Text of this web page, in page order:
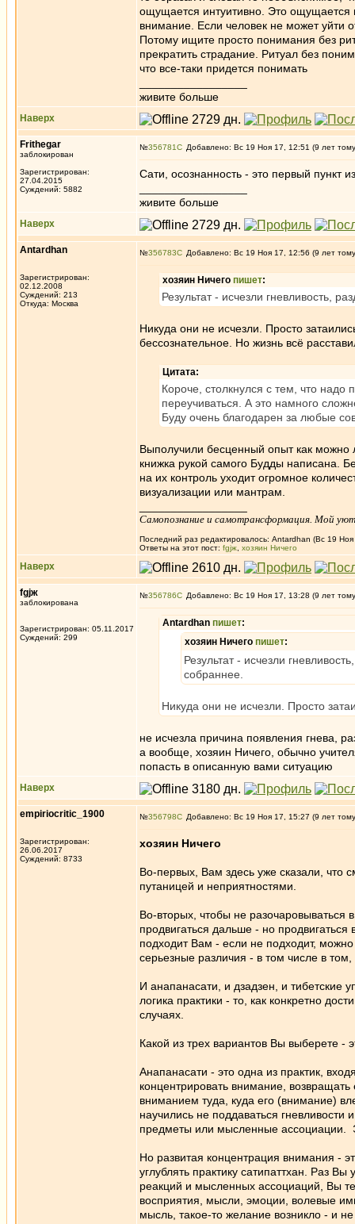
ощущается интуитивно. Это
внимание. Если человек не может уйти
Потому ищите просто понимания без
прекратить страдание. Ритуал без
что все-таки придется понимать
живите больше
Наверх
Frithegar
заблокирован
Зарегистрирован:
27.04.2015
Суждений: 5882
№356781 Добавлено: Вс 19 Ноя 17, 12:51 (9 лет
Сати, осознанность - это первый пункт
живите больше
Наверх
Antardhan
Зарегистрирован:
02.12.2008
Суждений: 213
Откуда: Москва
№356783 Добавлено: Вс 19 Ноя 17, 12:56 (9 лет
хозяин Ничего пишет:
Результат - исчезли гневливость,
Никуда они не исчезли. Просто
бессознательное. Но жизнь всё
Цитата:
Короче, столкнулся с тем, что надо
переучиваться. А это намного
Буду очень благодарен за любые
Выполучили бесценный опыт как можно
книжка рукой самого Будды написана.
на их контроль уходит огромное
визуализации или мантрам.
Самопознание и самотрансформация. Мой
Последний раз редактировалось: Antardhan (Вс 19
Ответы на этот пост: fgjж хозяин Ничего
Наверх
fgjж
заблокирована
Зарегистрирован: 05.11.2017
Суждений: 299
№356786 Добавлено: Вс 19 Ноя 17, 13:28 (9 лет
Antardhan пишет:
хозяин Ничего пишет:
Результат - исчезли
собраннее.
Никуда они не исчезли. Просто
не исчезла причина появления гнева,
а вообще, хозяин Ничего, обычно
попасть в описанную вами ситуацию
Наверх
empiriocritic_1900
Зарегистрирован:
26.06.2017
Суждений: 8733
№356798 Добавлено: Вс 19 Ноя 17, 15:27 (9 лет
хозяин Ничего
Во-первых, Вам здесь уже сказали, что
путаницей и неприятностями.
Во-вторых, чтобы не разочаровываться
продвигаться дальше - но
подходит Вам - если не подходит,
серьезные различия - в том числе в том,
И анапанасати, и дзадзен, и
логика практики - то, как конкретно
случаях.
Какой из трех вариантов Вы выберете -
Анапанасати - это одна из практик,
концентрировать внимание,
вниманием туда, куда его (внимание)
научились не поддаваться
предметы или мысленные ассоциации.
Но развитая концентрация внимания -
углублять практику сатипаттхан. Раз
реакций и мысленных ассоциаций, Вы
восприятия, мысли, эмоции, волевые
мысль, такое-то желание возникло - и